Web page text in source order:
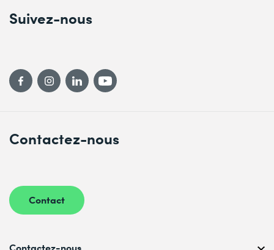
Contactez-nous
Contact
Suivez-nous
Contactez-nous